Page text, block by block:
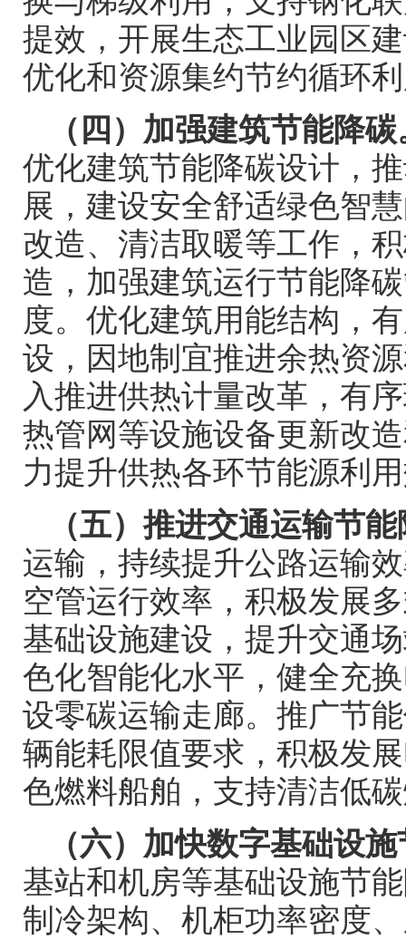
提效，开展生态工业园区
优化和资源集约节约循环
（四）加强建筑节能降碳
优化建筑节能降碳设计，
展，建设安全舒适绿色智
改造、清洁取暖等工作，
造，加强建筑运行节能降
度。优化建筑用能结构，
设，因地制宜推进余热资
入推进供热计量改革，有
热管网等设施设备更新改
力提升供热各环节能源利
（五）推进交通运输节
运输，持续提升公路运输
空管运行效率，积极发展
基础设施建设，提升交通
色化智能化水平，健全充
设零碳运输走廊。推广节
辆能耗限值要求，积极发
色燃料船舶，支持清洁低
（六）加快数字基础设
基站和机房等基础设施节
制冷架构、机柜功率密度